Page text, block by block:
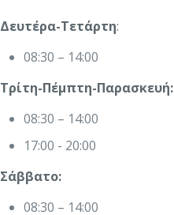
Δευτέρα-Τετάρτη:
08:30 – 14:00
Τρίτη-Πέμπτη-Παρασκευή:
08:30 – 14:00
17:00 - 20:00
Σάββατο:
08:30 – 14:00